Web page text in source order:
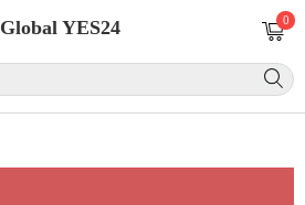
Global YES24 0